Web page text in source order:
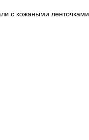
с кожаными ленточками.